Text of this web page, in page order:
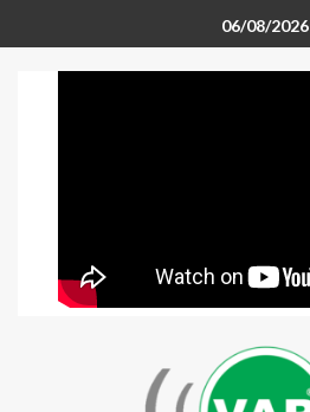
06/08/2026